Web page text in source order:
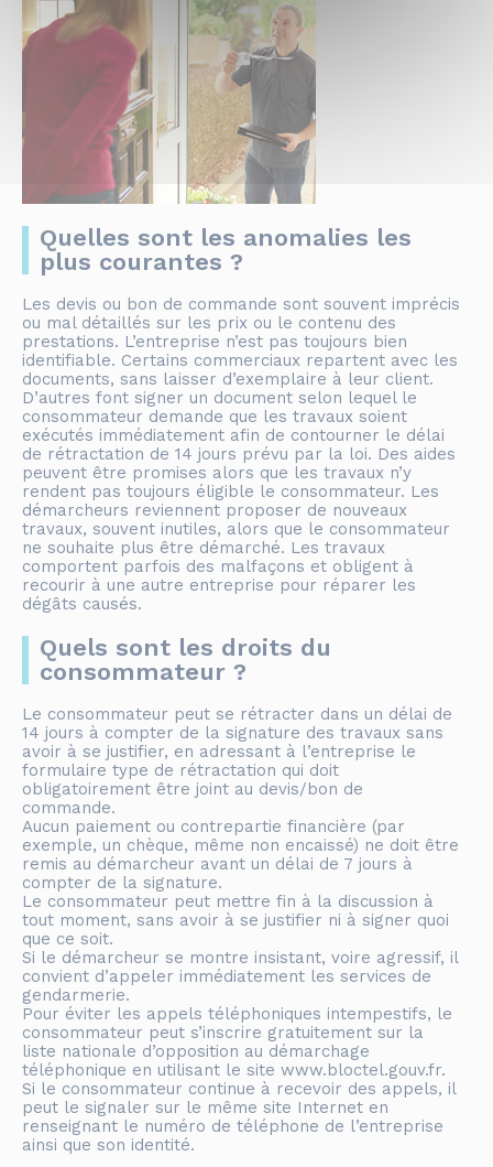
Quelles sont les anomalies les
plus courantes ?
Les devis ou bon de commande sont souvent imprécis
ou mal détaillés sur les prix ou le contenu des
prestations. L’entreprise n’est pas toujours bien
identifiable. Certains commerciaux repartent avec les
documents, sans laisser d’exemplaire à leur client.
D’autres font signer un document selon lequel le
consommateur demande que les travaux soient
exécutés immédiatement afin de contourner le délai
de rétractation de 14 jours prévu par la loi. Des aides
peuvent être promises alors que les travaux n’y
rendent pas toujours éligible le consommateur. Les
démarcheurs reviennent proposer de nouveaux
travaux, souvent inutiles, alors que le consommateur
ne souhaite plus être démarché. Les travaux
comportent parfois des malfaçons et obligent à
recourir à une autre entreprise pour réparer les
dégâts causés.
Quels sont les droits du
consommateur ?
Le consommateur peut se rétracter dans un délai de
14 jours à compter de la signature des travaux sans
avoir à se justifier, en adressant à l’entreprise le
formulaire type de rétractation qui doit
obligatoirement être joint au devis/bon de
commande.
Aucun paiement ou contrepartie financière (par
exemple, un chèque, même non encaissé) ne doit être
remis au démarcheur avant un délai de 7 jours à
compter de la signature.
Le consommateur peut mettre fin à la discussion à
tout moment, sans avoir à se justifier ni à signer quoi
que ce soit.
Si le démarcheur se montre insistant, voire agressif, il
convient d’appeler immédiatement les services de
gendarmerie.
Pour éviter les appels téléphoniques intempestifs, le
consommateur peut s’inscrire gratuitement sur la
liste nationale d’opposition au démarchage
téléphonique en utilisant le site www.bloctel.gouv.fr.
Si le consommateur continue à recevoir des appels, il
peut le signaler sur le même site Internet en
renseignant le numéro de téléphone de l’entreprise
ainsi que son identité.